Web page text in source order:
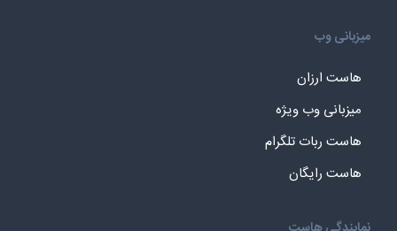
میزبانی وب
هاست ارزان
میزبانی وب ویژه
هاست ربات تلگرام
هاست رایگان